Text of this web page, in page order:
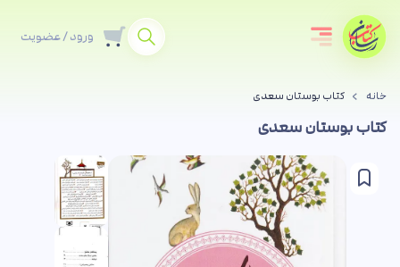
ورود / عضویت
خانه کتاب بوستان سعدی
کتاب بوستان سعدی